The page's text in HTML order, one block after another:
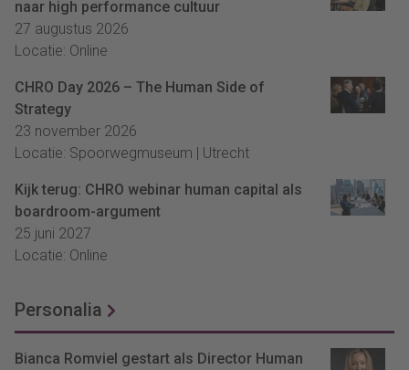
naar high performance cultuur
27 augustus 2026
Locatie: Online
CHRO Day 2026 – The Human Side of
Strategy
23 november 2026
Locatie: Spoorwegmuseum | Utrecht
Kijk terug: CHRO webinar human capital als
boardroom-argument
25 juni 2027
Locatie: Online
Personalia
Bianca Romviel gestart als Director Human